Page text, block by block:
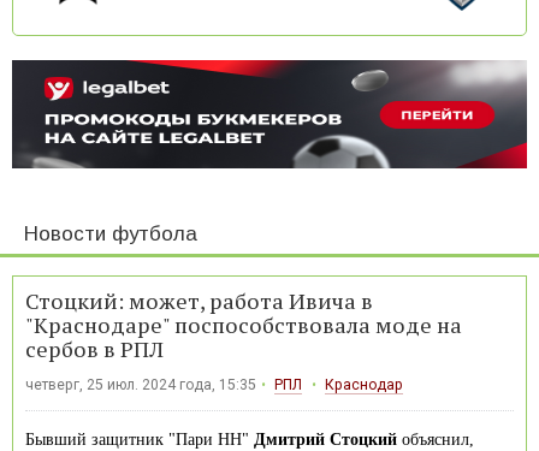
Новости футбола
Стоцкий: может, работа Ивича в
"Краснодаре" поспособствовала моде на
сербов в РПЛ
четверг, 25 июл. 2024 года, 15:35 РПЛ Краснодар
Бывший защитник "Пари НН" Дмитрий Стоцкий объяснил,